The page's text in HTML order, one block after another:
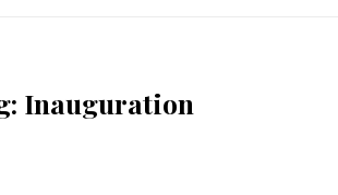
Inauguration